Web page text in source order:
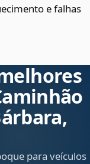
e falhas
para veículos